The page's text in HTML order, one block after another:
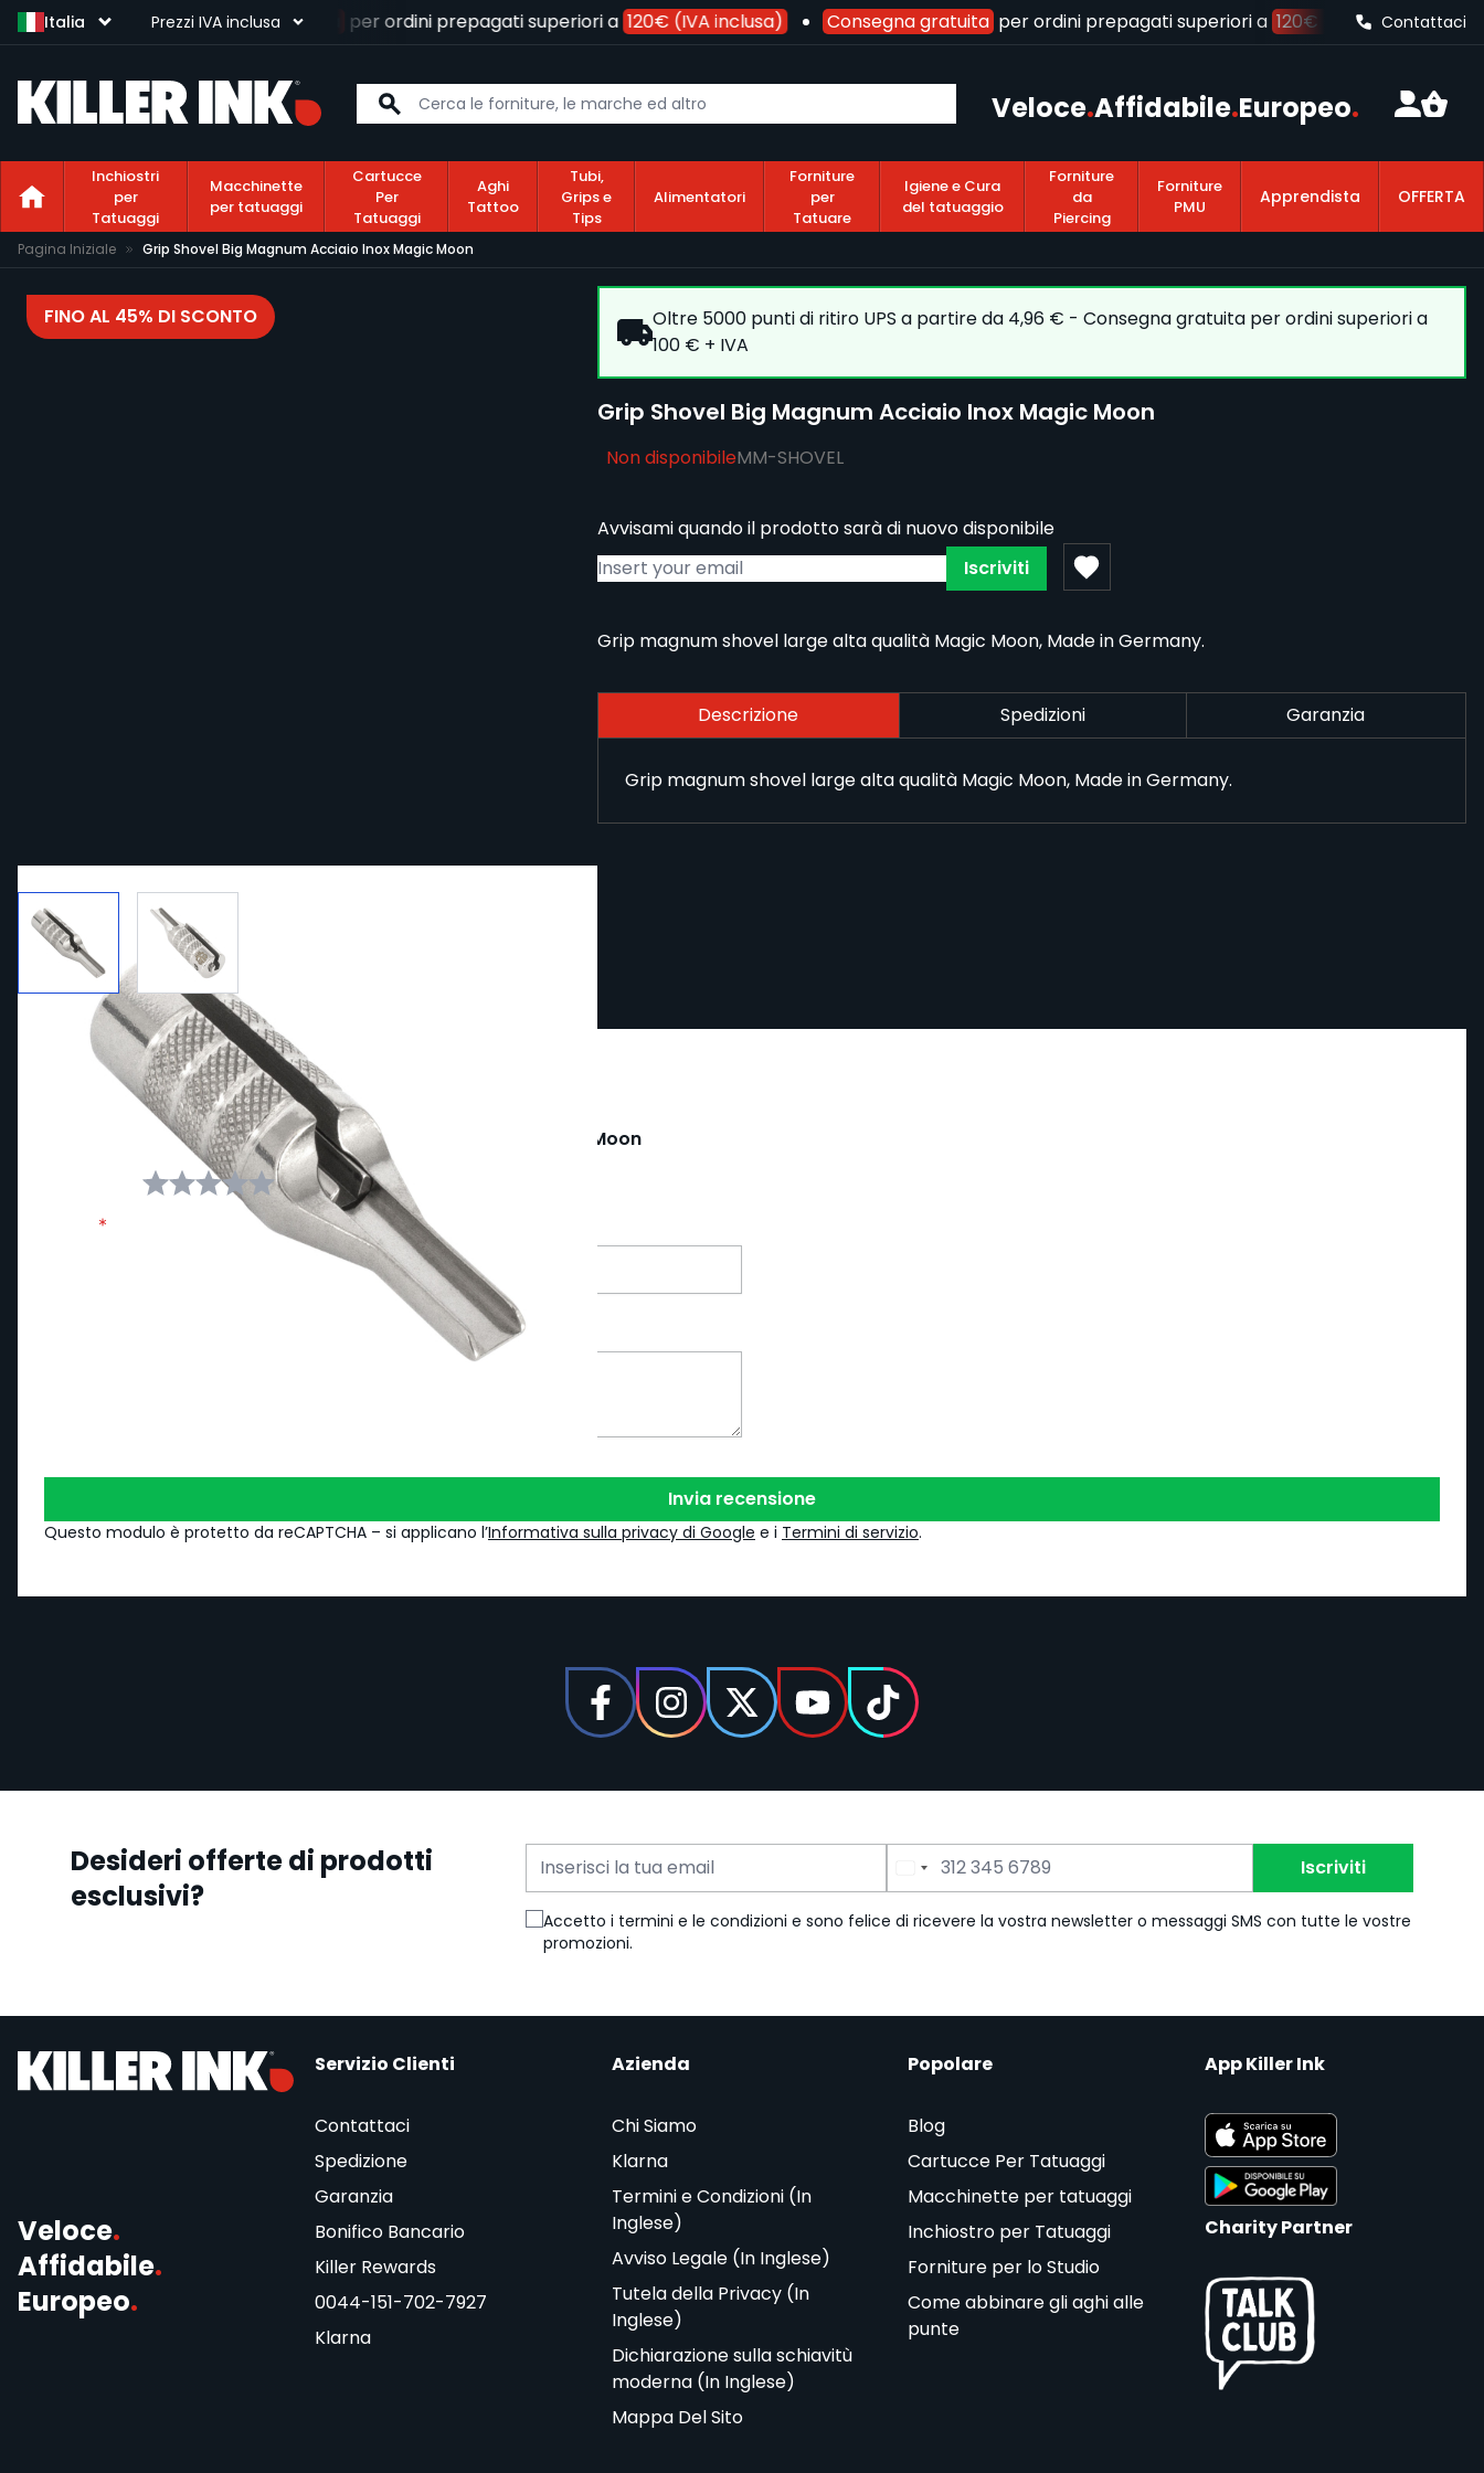
Italia Prezzi IVA inclusa
Consegna gratuita per ordini prepagati superiori a120€ (IVA inclusa) Consegna gratuitaper ordini prepagati superiori a120€ (IVA inclusa)Contattaci
Veloce.Affidabile.Europeo.
Inchiostri
per
Tatuaggi
Macchinette
per tatuaggi
Cartucce
Per
Tatuaggi
Aghi
Tattoo
Tubi,
Grips e
Tips
Alimentatori
Forniture
per
Tatuare
Igiene e Cura
del tatuaggio
Forniture
da
Piercing
Forniture
PMU
Apprendista OFFERTA
Salta al contenuto
Pagina Iniziale Grip Shovel Big Magnum Acciaio Inox Magic Moon
FINO AL 45% DI SCONTO
View larger image
Oltre 5000 punti di ritiro UPS a partire da 4,96 € - Consegna gratuita per ordini superiori a
100 € + IVA
Grip Shovel Big Magnum Acciaio Inox Magic Moon
Non disponibileMM-SHOVEL
Avvisami quando il prodotto sarà di nuovo disponibile
Iscriviti
Grip magnum shovel large alta qualità Magic Moon, Made in Germany.
Descrizione Spedizioni Garanzia
Grip magnum shovel large alta qualità Magic Moon, Made in Germany.
Scrivi la tua recensione
Stai recensendo:Grip Shovel Big Magnum Acciaio Inox Magic Moon
Invia recensione
Questo modulo è protetto da reCAPTCHA – si applicano l’Informativa sulla privacy di Google e i Termini di servizio.
Desideri offerte di prodotti
esclusivi?
Indirizzo Email
Numero di Telefono Iscriviti
Accetto i termini e le condizioni e sono felice di ricevere la vostra newsletter o messaggi SMS con tutte le vostre
promozioni.
Veloce.
Affidabile.
Europeo.
Servizio Clienti
Contattaci
Spedizione
Garanzia
Bonifico Bancario
Killer Rewards
0044-151-702-7927
Klarna
Azienda
Chi Siamo
Klarna
Termini e Condizioni (In
Inglese)
Avviso Legale (In Inglese)
Tutela della Privacy (In
Inglese)
Dichiarazione sulla schiavitù
moderna (In Inglese)
Mappa Del Sito
Popolare
Blog
Cartucce Per Tatuaggi
Macchinette per tatuaggi
Inchiostro per Tatuaggi
Forniture per lo Studio
Come abbinare gli aghi alle
punte
App Killer Ink
Charity Partner